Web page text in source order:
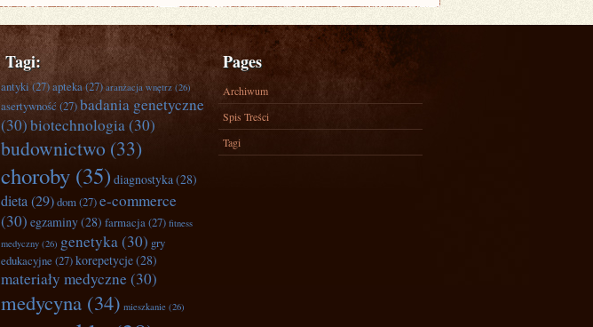
Tagi:
antyki(27)apteka(27) aranżacja wnętrz (26)
asertywność (27)badania genetyczne
(30)biotechnologia(30)
budownictwo (33)
choroby (35) diagnostyka(28)
dieta(29)dom(27)e-commerce
(30) egzaminy(28) farmacja(27) fitness
medyczny (26) genetyka(30) gry
edukacyjne (27)korepetycje(28)
materiały medyczne (30)
medycyna (34) mieszkanie (26)
Pages
Archiwum
Spis Treści
Tagi